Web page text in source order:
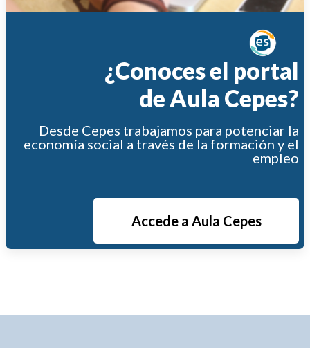
¿Conoces el portal
de Aula Cepes?
Desde Cepes trabajamos para potenciar la
economía social a través de la formación y el
empleo
Accede a Aula Cepes